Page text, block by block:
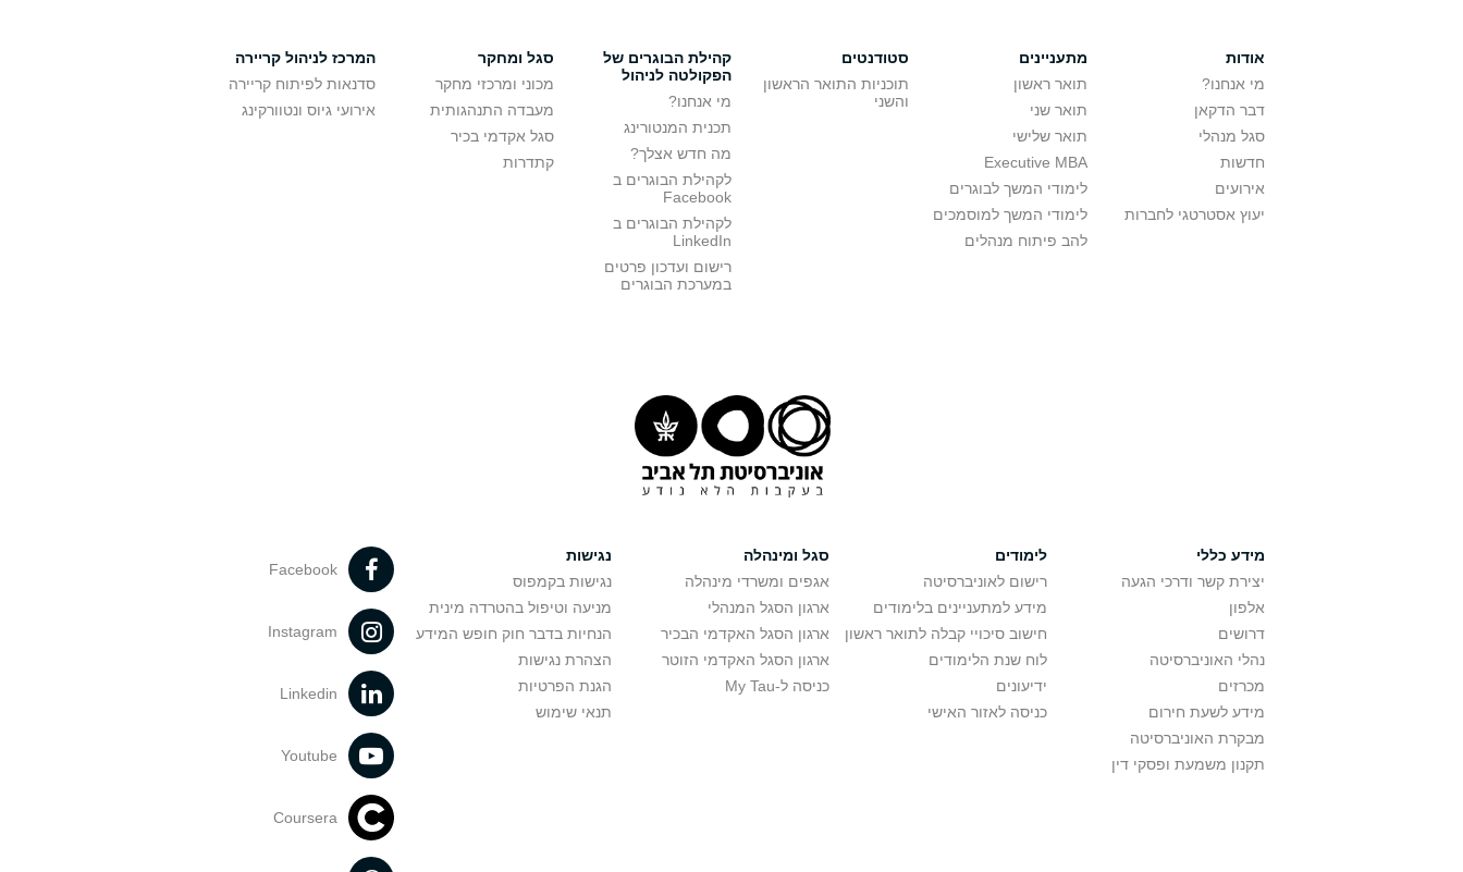
אודות
מי אנחנו?
דבר הדקאן
סגל מנהלי
חדשות
אירועים
יעוץ אסטרטגי לחברות
מתעניינים
תואר ראשון
תואר שני
תואר שלישי
Executive MBA
לימודי המשך לבוגרים
לימודי המשך למוסמכים
להב פיתוח מנהלים
סטודנטים
תוכניות התואר הראשון
והשני
קהילת הבוגרים של
הפקולטה לניהול
מי אנחנו?
תכנית המנטורינג
מה חדש אצלך?
לקהילת הבוגרים ב
Facebook
לקהילת הבוגרים ב
LinkedIn
רישום ועדכון פרטים
במערכת הבוגרים
סגל ומחקר
מכוני ומרכזי מחקר
מעבדה התנהגותית
סגל אקדמי בכיר
קתדרות
המרכז לניהול קריירה
סדנאות לפיתוח קריירה
אירועי גיוס ונטוורקינג
מידע כללי
יצירת קשר ודרכי הגעה
אלפון
דרושים
נהלי האוניברסיטה
מכרזים
מידע לשעת חירום
מבקרת האוניברסיטה
תקנון משמעת ופסקי דין
לימודים
רישום לאוניברסיטה
מידע למתעניינים בלימודים
חישוב סיכויי קבלה לתואר ראשון
לוח שנת הלימודים
ידיעונים
כניסה לאזור האישי
סגל ומינהלה
אגפים ומשרדי מינהלה
ארגון הסגל המנהלי
ארגון הסגל האקדמי הבכיר
ארגון הסגל האקדמי הזוטר
כניסה ל-My Tau
נגישות
נגישות בקמפוס
מניעה וטיפול בהטרדה מינית
הנחיות בדבר חוק חופש המידע
הצהרת נגישות
הגנת הפרטיות
תנאי שימוש
Facebook
Instagram
Linkedin
Youtube
Coursera